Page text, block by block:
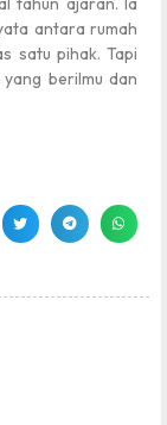
antara rumah
satu pihak. Tapi
berilmu dan